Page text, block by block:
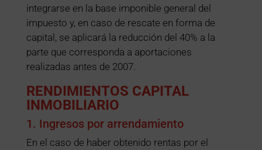
integrarse en la base imponible general del
impuesto y, en caso de rescate en forma de
capital, se aplicará la reducción del 40% a la
parte que corresponda a aportaciones
realizadas antes de 2007.
RENDIMIENTOS CAPITAL
INMOBILIARIO
1. Ingresos por arrendamiento
En el caso de haber obtenido rentas por el